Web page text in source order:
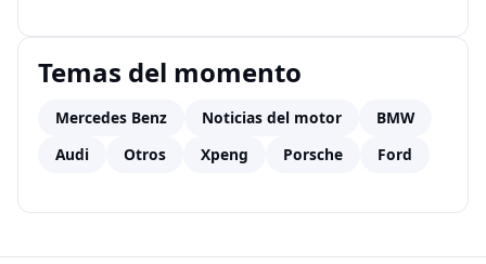
Temas del momento
Mercedes Benz Noticias del motor
BMW
Audi
Otros Xpeng Porsche Ford